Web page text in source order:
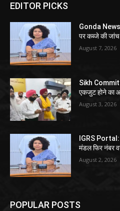
EDITOR PICKS
Gonda
पर कब्जे की
August 7, 2026
Sikh
एकजुट होने का
August 3, 2026
IGRS Portal:
मंडल फिर नंबर
August 2, 2026
POPULAR POSTS